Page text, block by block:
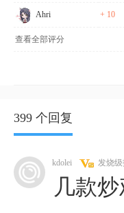
Ahri + 10
查看全部评分
399 个回复
kdolei 发烧
几款